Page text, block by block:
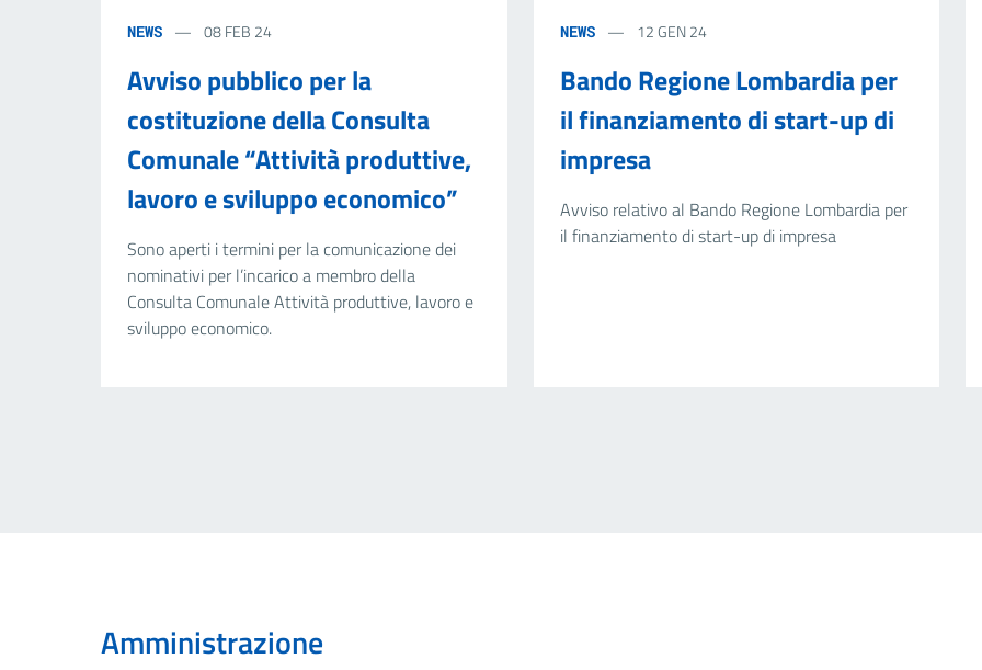
NEWS 08 FEB 24
Avviso pubblico per la
costituzione della Consulta
Comunale “Attività produttive,
lavoro e sviluppo economico”
Sono aperti i termini per la comunicazione dei
nominativi per l’incarico a membro della
Consulta Comunale Attività produttive, lavoro e
sviluppo economico.
NEWS 12 GEN 24
Bando Regione Lombardia per
il finanziamento di start-up di
impresa
Avviso relativo al Bando Regione Lombardia per
il finanziamento di start-up di impresa
Amministrazione